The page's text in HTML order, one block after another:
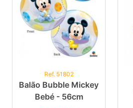
Ref. 51802
Balão Bubble Mickey
Bebé - 56cm